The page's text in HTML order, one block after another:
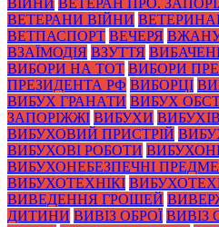
ВІЙНИ ВЕТЕРАН ПРО.
ВЕТЕРАНИ ВІЙНИ
ВЕТПАСПОРТ ВЕЧЕРЯ
ВЗАЇМОДІЯ ВЗУТТЯ
ВИБОРИ НА ТОТ ВИБОРИ
ПРЕЗИДЕНТА РФ ВИБОРЦІ
ВИБУХ ГРАНАТИ ВИБУХ
ЗАПОРІЖЖІ ВИБУХИ
ВИБУХОВИЙ ПРИСТРІЙ
ВИБУХОВІ РОБОТИ
ВИБУХОНЕБЕЗПЕЧНІ
ВИБУХОТЕХНІКІ
ВИВЕДЕННЯ ГРОШЕЙ
ДИТИНИ ВИВІЗ ОБРОЇ ВИВІЗ